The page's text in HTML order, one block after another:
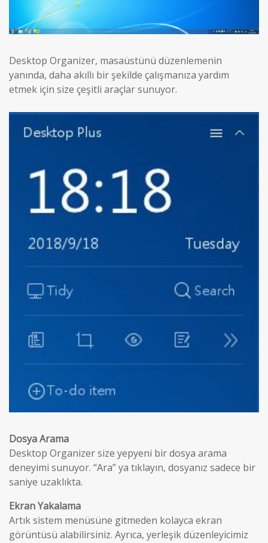
Desktop Organizer, masaüstünü düzenlemenin
yanında, daha akıllı bir şekilde çalışmanıza yardım
etmek için size çeşitli araçlar sunuyor.
Dosya Arama
Desktop Organizer size yepyeni bir dosya arama
deneyimi sunuyor. “Ara” ya tıklayın, dosyanız sadece bir
saniye uzaklıkta.
Ekran Yakalama
Artık sistem menüsüne gitmeden kolayca ekran
görüntüsü alabilirsiniz. Ayrıca, yerleşik düzenleyicimiz